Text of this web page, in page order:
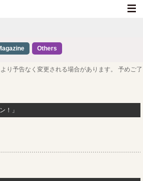
NEWS
LIVE INFO
Others
り予告なく変更される場合があります。 予めご了
！」